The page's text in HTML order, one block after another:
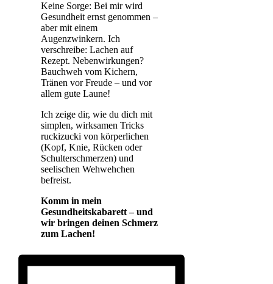
Keine Sorge: Bei mir wird
Gesundheit ernst genommen –
aber mit einem
Augenzwinkern. Ich
verschreibe: Lachen auf
Rezept. Nebenwirkungen?
Bauchweh vom Kichern,
Tränen vor Freude – und vor
allem gute Laune!
Ich zeige dir, wie du dich mit
simplen, wirksamen Tricks
ruckizucki von körperlichen
(Kopf, Knie, Rücken oder
Schulterschmerzen) und
seelischen Wehwehchen
befreist.
Komm in mein
Gesundheitskabarett – und
wir bringen deinen Schmerz
zum Lachen!